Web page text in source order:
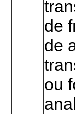
de
de
ou